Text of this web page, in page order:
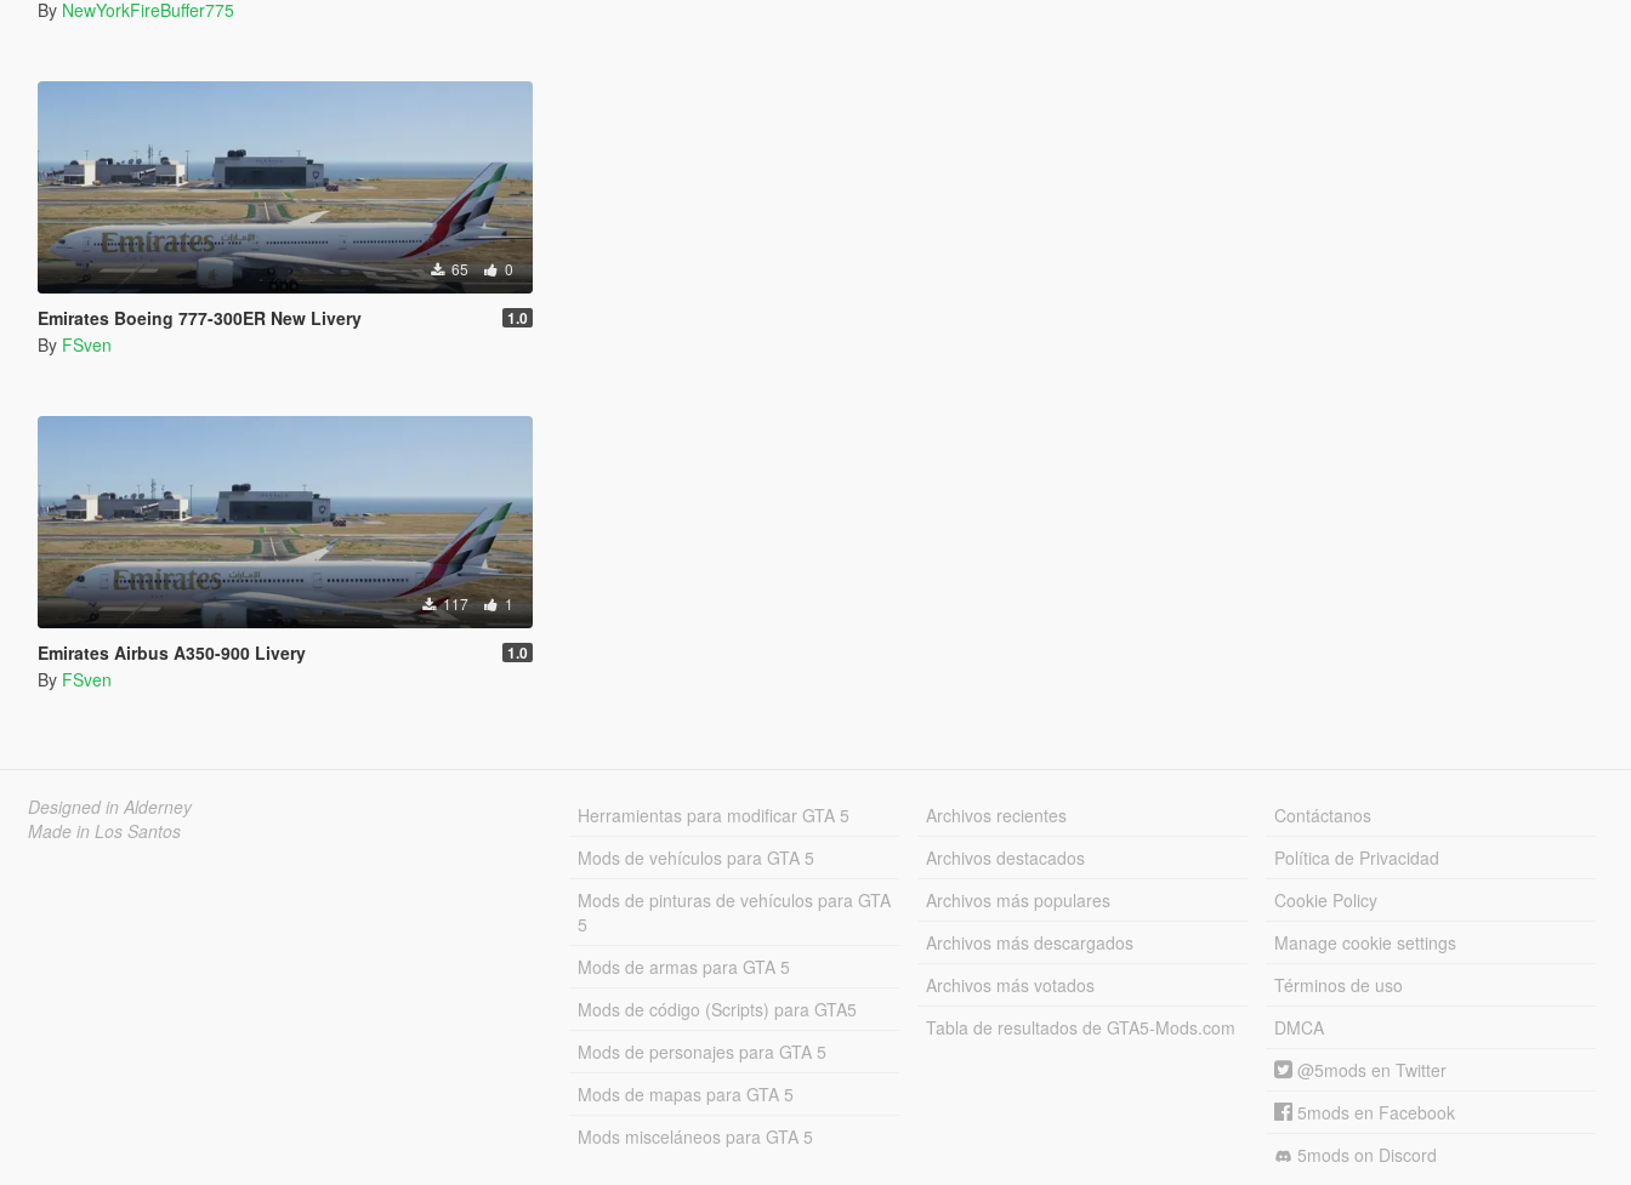
By NewYorkFireBuffer775
65 0
Emirates Boeing 777-300ER New Livery 1.0
By FSven
117 1
Emirates Airbus A350-900 Livery 1.0
By FSven
Designed in Alderney
Made in Los Santos
Herramientas para modificar GTA 5
Mods de vehículos para GTA 5
Mods de pinturas de vehículos para GTA
5
Mods de armas para GTA 5
Mods de código (Scripts) para GTA5
Mods de personajes para GTA 5
Mods de mapas para GTA 5
Mods misceláneos para GTA 5
Archivos recientes
Archivos destacados
Archivos más populares
Archivos más descargados
Archivos más votados
Tabla de resultados de GTA5-Mods.com
Contáctanos
Política de Privacidad
Cookie Policy
Manage cookie settings
Términos de uso
DMCA
@5mods en Twitter
5mods en Facebook
5mods on Discord